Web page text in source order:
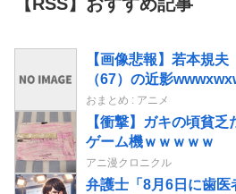
【RSS】おすすめ記事
【画像悲報】若本規
（67）の近影
おまとめ : アニメ
【衝撃】ガキの頃貧乏
ゲーム機ｗｗｗｗｗ
アニ漫クロニクル
弁護士「8月6日に歯医